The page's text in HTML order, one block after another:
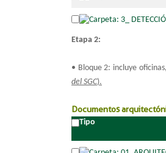
Etapa 2:
• Bloque 2: incluye
del SGC).
Documentos
Tipo